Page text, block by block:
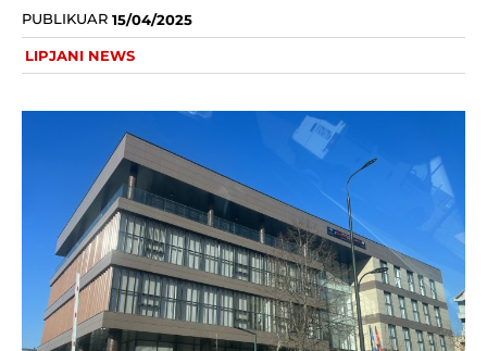
PUBLIKUAR 15/04/2025
LIPJANI NEWS